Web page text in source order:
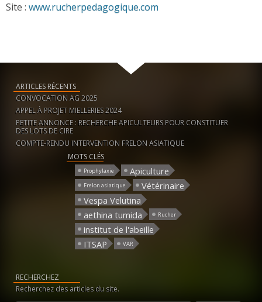
Site : www.rucherpedagogique.com
ARTICLES RÉCENTS
CONVOCATION AG 2025
APPEL À PROJET MIELLERIES 2024
PETITE ANNONCE : RECHERCHE APICULTEURS POUR CONSTITUER
DES LOTS DE CIRE
COMPTE-RENDU INTERVENTION FRELON ASIATIQUE
MOTS CLÉS
Prophylaxie Apiculture
Frelon asiatique
Vétérinaire
Vespa Velutina
aethina tumida
Rucher
institut de l'abeille
ITSAP
VAR
RECHERCHEZ
Recherchez des articles du site.